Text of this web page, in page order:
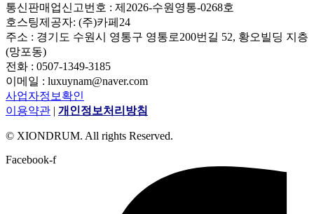
통신판매업신고번호 : 제2026-수원영통-0268호
호스팅제공자: (주)카페24
주소 : 경기도 수원시 영통구 영통로200번길 52, 황오빌딩 지층
(망포동)
전화 : 0507-1349-3185
이메일 : luxuynam@naver.com
사업자정보확인
이용약관 | 개인정보처리방침
© XIONDRUM. All rights Reserved.
Facebook-f